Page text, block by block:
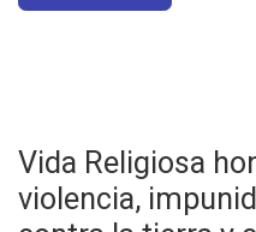
Vida Religiosa
violencia,